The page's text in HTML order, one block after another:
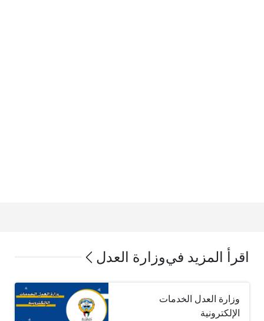
اقرأ المزيد فيوزارة العدل
وزارة العدل الخدمات
الإلكترونية